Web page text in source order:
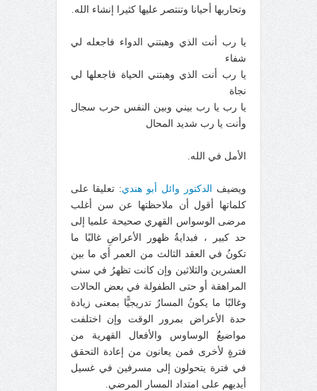
وتحاربها أحيانا وتنتصر عليها كثيرا إنشاء الله.
يا رب أنت الذي وهبتني الدواء فاجعله لي
شفاء
يا رب أنت الذي وهبتني الحياة فاجعلها لي
نجاة
يا رب يا رب بيني وبين النفس حرب سجال
وأنت يا رب شديد المحال
الأمل في الله.
ويضيف الدكتور وائل أبو هندي: تعليقا على
كلماتها أقول أن ملاحظتها عن سن أغلب
مرضى الوسواس القهري صحيحة علميا إلى
حد كبير ، فبدايةُ ظهور الأعراضِ غالبًا ما
تكونُ في العقد الثالث من العمر أي ما بين
العشرين والثلاثين وإن كانت تظهرُ في سني
المراهقة أو حتى الطفولة في بعض الحالات
وغالبًا ما يكونُ المسارُ تدريجيًّا بمعنى زيادة
حدة الأعراض بمرور الوقت وإن اختلفت
مواضيعُ الوساوس والأفعال القهرية من
فترةٍ لأخرى فمن يعانون من إعادة التحقق
في فترة يتحولون إلى مسرفين في غسيل
أيديهم على امتداد المسار المرضي.